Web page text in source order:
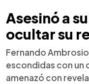
Asesinó a
ocultar su
Fernando
escondidas con un
amenazó con